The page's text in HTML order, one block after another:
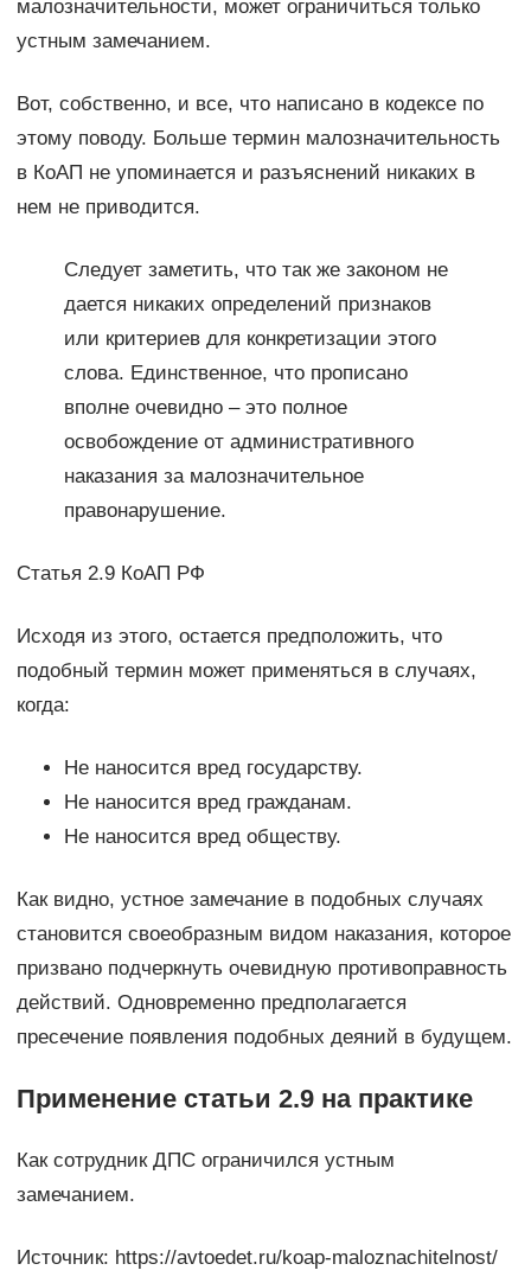
малозначительности, может ограничиться только
устным замечанием.
Вот, собственно, и все, что написано в кодексе по
этому поводу. Больше термин малозначительность
в КоАП не упоминается и разъяснений никаких в
нем не приводится.
Следует заметить, что так же законом не
дается никаких определений признаков
или критериев для конкретизации этого
слова. Единственное, что прописано
вполне очевидно – это полное
освобождение от административного
наказания за малозначительное
правонарушение.
Статья 2.9 КоАП РФ
Исходя из этого, остается предположить, что
подобный термин может применяться в случаях,
когда:
Не наносится вред государству.
Не наносится вред гражданам.
Не наносится вред обществу.
Как видно, устное замечание в подобных случаях
становится своеобразным видом наказания, которое
призвано подчеркнуть очевидную противоправность
действий. Одновременно предполагается
пресечение появления подобных деяний в будущем.
Применение статьи 2.9 на практике
Как сотрудник ДПС ограничился устным
замечанием.
Источник: https://avtoedet.ru/koap-maloznachitelnost/